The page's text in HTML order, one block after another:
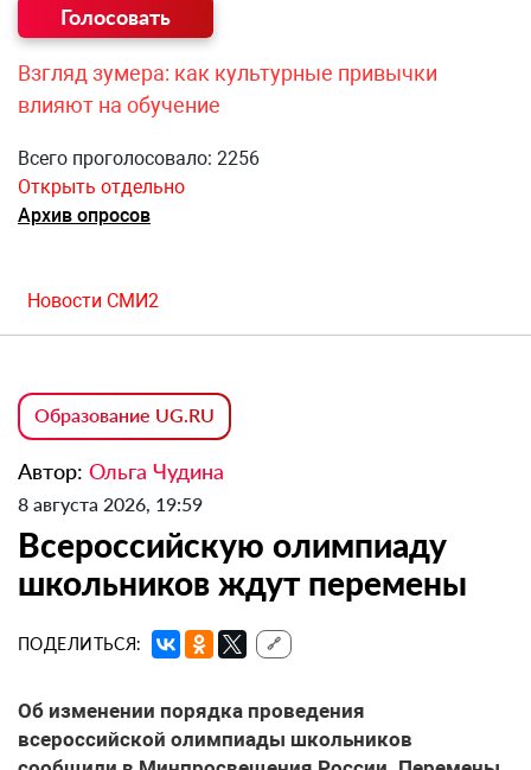
Взгляд зумера: как культурные привычки
влияют на обучение
Всего проголосовало: 2256
Открыть отдельно
Архив опросов
Новости СМИ2
Образование UG.RU
Автор: Ольга Чудина
8 августа 2026, 19:59
Всероссийскую олимпиаду
школьников ждут перемены
ПОДЕЛИТЬСЯ: 🔗
Об изменении порядка проведения
всероссийской олимпиады школьников